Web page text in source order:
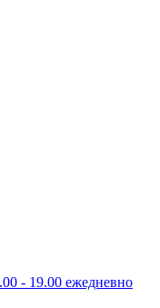
- 19.00 ежедневно